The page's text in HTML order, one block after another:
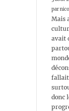
par
Mais
avait
fallait
donc